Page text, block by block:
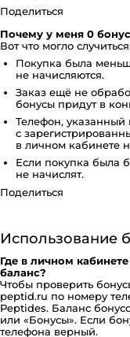
Поделиться
Почему у меня 0
Вот что могло
Покупка была
не начисляются.
Заказ ещё не
бонусы придут в
Телефон, указанный
с
в личном кабинете
Если покупка была
не начислят.
Поделиться
Использование
Где в личном
баланс?
Чтобы проверить
peptid.ru по номеру
Peptides. Баланс
или «Бонусы». Если
телефона верный.